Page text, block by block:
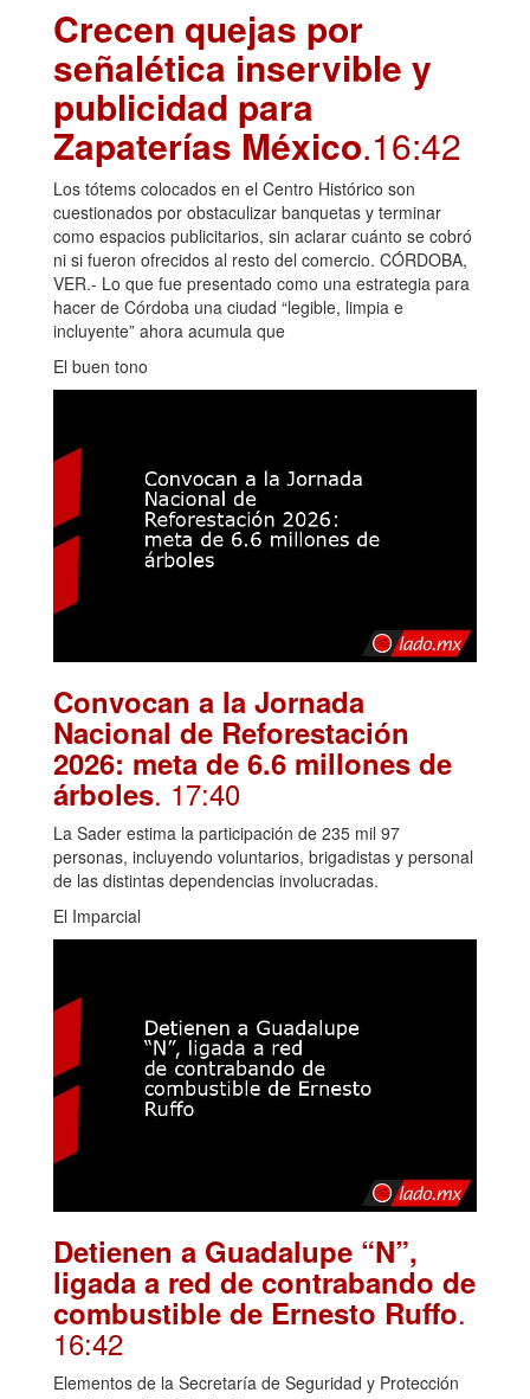
Crecen quejas por
señalética inservible y
publicidad para
Zapaterías México.16:42
Los tótems colocados en el Centro Histórico son
cuestionados por obstaculizar banquetas y terminar
como espacios publicitarios, sin aclarar cuánto se cobró
ni si fueron ofrecidos al resto del comercio. CÓRDOBA,
VER.- Lo que fue presentado como una estrategia para
hacer de Córdoba una ciudad “legible, limpia e
incluyente” ahora acumula que
El buen tono
Convocan a la Jornada
Nacional de Reforestación
2026: meta de 6.6 millones de
árboles. 17:40
La Sader estima la participación de 235 mil 97
personas, incluyendo voluntarios, brigadistas y personal
de las distintas dependencias involucradas.
El Imparcial
Detienen a Guadalupe “N”,
ligada a red de contrabando de
combustible de Ernesto Ruffo.
16:42
Elementos de la Secretaría de Seguridad y Protección